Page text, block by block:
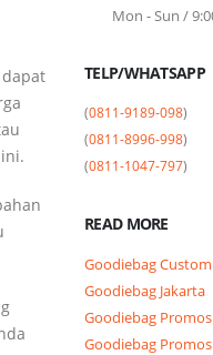
Mon - Sun /
TELP/WHATSAPP
(0811-9189-098)
(0811-8996-998)
(0811-1047-797)
READ MORE
Goodiebag Custom
Goodiebag Jakarta
Goodiebag
Goodiebag